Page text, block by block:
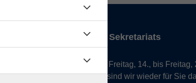
Öffnungszeiten des Sekretariats
Wir machen Urlaub von Freitag, 14., bis Freitag,
Ab Montag, 24. August, sind wir wieder für Sie